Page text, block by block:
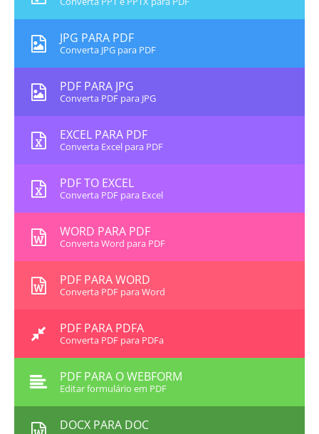
JPG PARA PDF
Converta JPG para PDF
PDF PARA JPG
Converta PDF para JPG
EXCEL PARA PDF
Converta Excel para PDF
PDF TO EXCEL
Converta PDF para Excel
WORD PARA PDF
Converta Word para PDF
PDF PARA WORD
Converta PDF para Word
PDF PARA PDFA
Converta PDF para PDFa
PDF PARA O WEBFORM
Editar formulário em PDF
DOCX PARA DOC